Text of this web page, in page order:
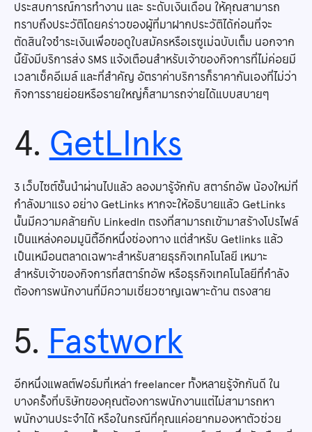
ประสบการณ์การทำงาน และ ระดับเงินเดือน ให้คุณสามารถ
ทราบถึงประวัติโดยคร่าวของผู้ที่มาฝากประวัติได้ก่อนที่จะ
ตัดสินใจชำระเงินเพื่อขอดูใบสมัครหรือเรซูเม่ฉบับเต็ม นอกจาก
นี้ยังมีบริการส่ง SMS แจ้งเตือนสำหรับเจ้าของกิจการที่ไม่ค่อยมี
เวลาเช็คอีเมล์ และที่สำคัญ อัตราค่าบริการก็ราคากันเองที่ไม่ว่า
กิจการรายย่อยหรือรายใหญ่ก็สามารถจ่ายได้แบบสบายๆ
4. GetLInks
3 เว็บไซต์ชั้นนำผ่านไปแล้ว ลองมารู้จักกับ สตาร์ทอัพ น้องใหม่ที่
กำลังมาแรง อย่าง GetLinks หากจะให้อธิบายแล้ว GetLinks
นั้นมีความคล้ายกับ LinkedIn ตรงที่สามารถเข้ามาสร้างโปรไฟล์
เป็นแหล่งคอมมูนิตี้อีกหนึ่งช่องทาง แต่สำหรับ Getlinks แล้ว
เป็นเหมือนตลาดเฉพาะสำหรับสายธุรกิจเทคโนโลยี เหมาะ
สำหรับเจ้าของกิจการที่สตาร์ทอัพ หรือธุรกิจเทคโนโลยีที่กำลัง
ต้องการพนักงานที่มีความเชี่ยวชาญเฉพาะด้าน ตรงสาย
5. Fastwork
อีกหนึ่งแพลต์ฟอร์มที่เหล่า freelancer ทั้งหลายรู้จักกันดี ใน
บางครั้งที่บริษัทของคุณต้องการพนักงานแต่ไม่สามารถหา
พนักงานประจำได้ หรือในกรณีที่คุณแค่อยากมองหาตัวช่วย